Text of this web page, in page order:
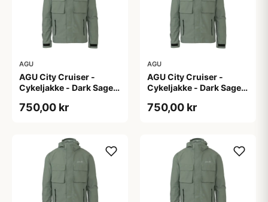
AGU
AGU City Cruiser -
Cykeljakke - Dark Sage -
750,00 kr
AGU
AGU City Cruiser -
Cykeljakke - Dark Sage -
750,00 kr